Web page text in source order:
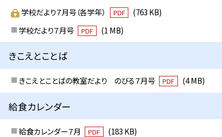
学校だより７月号（各学年）
PDF
(763 KB)
学校だより７月号
PDF (1 MB)
きこえとことば
きこえとことばの教室だより のびる７月号 PDF (4 MB)
給食カレンダー
給食カレンダー７月 PDF (183 KB)